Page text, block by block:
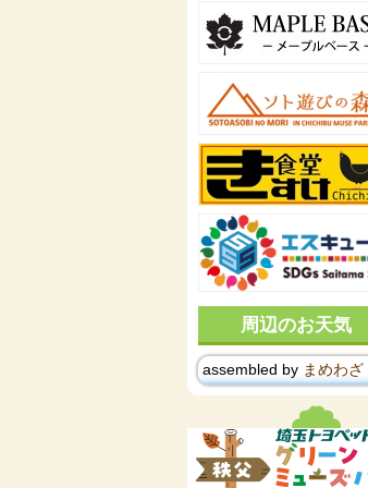
周辺のお天気
assembled by まめわざ